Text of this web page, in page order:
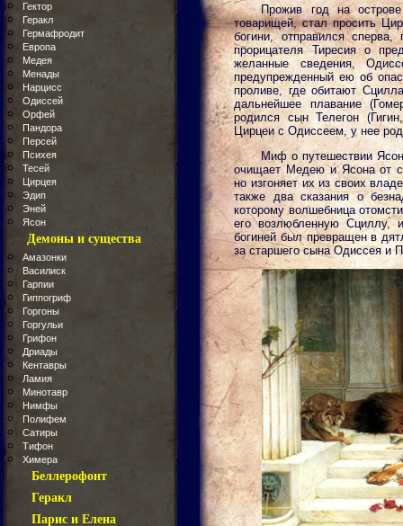
Гектор
Геракл
Гермафродит
Европа
Медея
Менады
Нарцисс
Одиссей
Орфей
Пандора
Персей
Психея
Тесей
Цирцея
Эдип
Эней
Ясон
Демоны и существа
Амазонки
Василиск
Гарпии
Гиппогриф
Горгоны
Горгульи
Грифон
Дриады
Кентавры
Ламия
Минотавр
Нимфы
Полифем
Сатиры
Тифон
Химера
Беллерофонт
Геракл
Парис и Елена
Прожив год на
товарищей, стал просить
богини, отправился
прорицателя Тиресия о
желанные сведения,
предупрежденный ею об
проливе, где обитают
дальнейшее плавание
родился сын Телегон
Цирцеи с Одиссеем, у нее
Миф о путешествии
очищает Медею и Ясона от
но изгоняет их из своих
также два сказания о
которому волшебница
его возлюбленную Сциллу,
богиней был превращен в
за старшего сына Одиссея и